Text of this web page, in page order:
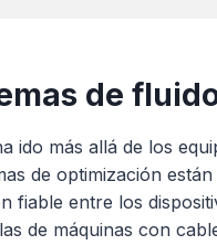
de
ido más allá de los
de optimización
fiable entre los
de máquinas con